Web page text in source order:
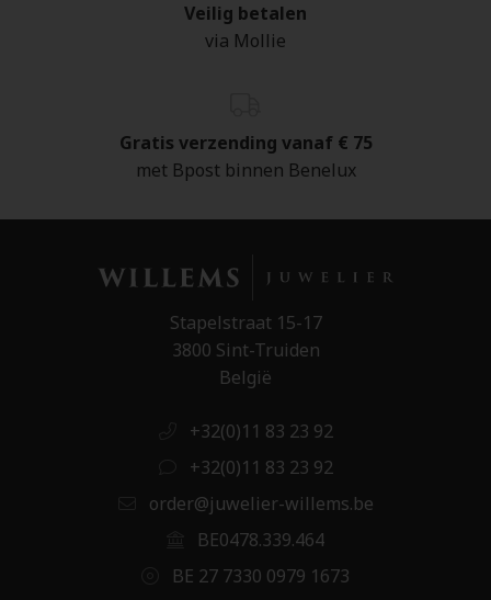
Veilig betalen
via Mollie
Gratis verzending vanaf € 75
met Bpost binnen Benelux
Stapelstraat 15-17
3800 Sint-Truiden
België
+32(0)11 83 23 92
+32(0)11 83 23 92
order@juwelier-willems.be
BE0478.339.464
BE 27 7330 0979 1673